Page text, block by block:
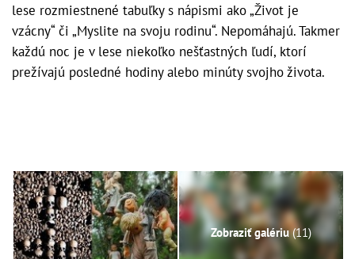
lese rozmiestnené tabuľky s nápismi ako „Život je
vzácny“ či „Myslite na svoju rodinu“. Nepomáhajú. Takmer
každú noc je v lese niekoľko nešťastných ľudí, ktorí
prežívajú posledné hodiny alebo minúty svojho života.
Zobraziť galériu(11)